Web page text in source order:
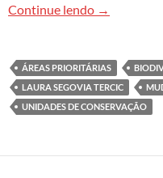
Continue lendo Mares e
→
ÁREAS PRIORITÁRIAS
LAURA SEGOVIA TERCIC
UNIDADES DE CONSERVAÇÃO